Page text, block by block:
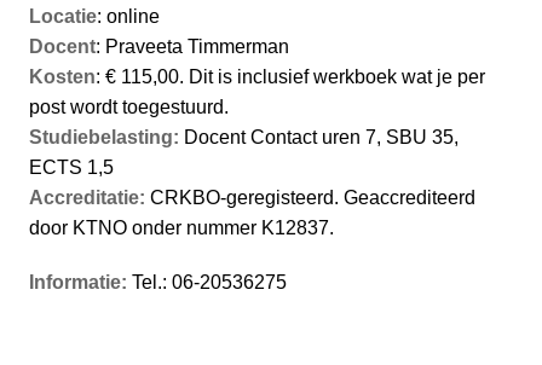
Locatie: online
Docent: Praveeta Timmerman
Kosten: € 115,00. Dit is inclusief werkboek wat je per
post wordt toegestuurd.
Studiebelasting: Docent Contact uren 7, SBU 35,
ECTS 1,5
Accreditatie: CRKBO-geregisteerd. Geaccrediteerd
door KTNO onder nummer K12837.
Informatie: Tel.: 06-20536275